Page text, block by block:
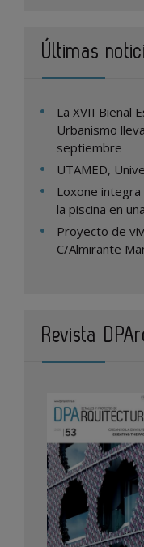
Últimas
La XVII Bienal
Urbanismo
septiembre
UTAMED,
Loxone
la piscina en
Proyecto de
C/Almirante
Revista